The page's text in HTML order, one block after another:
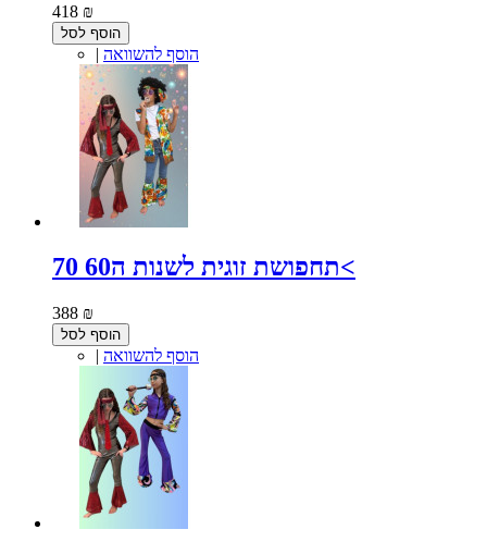
418 ₪
הוסף לסל
| הוסף להשוואה
תחפושת זוגית לשנות ה60 70<
388 ₪
הוסף לסל
| הוסף להשוואה